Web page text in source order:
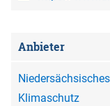
Gemeinde Amt
Anbieter
Klimaschutz